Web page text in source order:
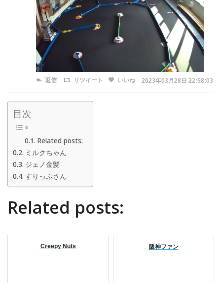
返信 リツイート いいね 2023年03月28日 22:58:03
目次
Related posts:
ミルクちゃん
ジェノ金髪
すりっぷさん
Related posts:
Creepy Nuts 阪神ファン